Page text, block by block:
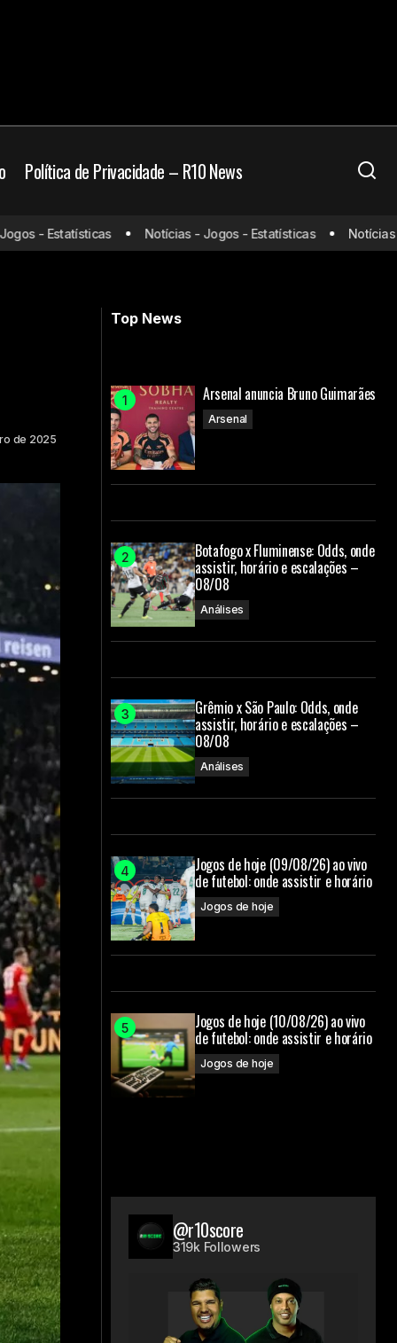
Política de Privacidade – R10 News
Leverkusen:
Aston Villa x West Ham: onde assistir e
prováveis escalações
- Estatísticas Notícias - Jogos - Estatísticas Notícias -
de 2025
Top News
Arsenal anuncia Bruno Guimarães
Arsenal
Botafogo x Fluminense: Odds, onde
assistir, horário e escalações –
08/08
Análises
Grêmio x São Paulo: Odds, onde
assistir, horário e escalações –
08/08
Análises
Jogos de hoje (09/08/26) ao vivo
de futebol: onde assistir e horário
Jogos de hoje
Jogos de hoje (10/08/26) ao vivo
de futebol: onde assistir e horário
Jogos de hoje
@r10score
319k Followers